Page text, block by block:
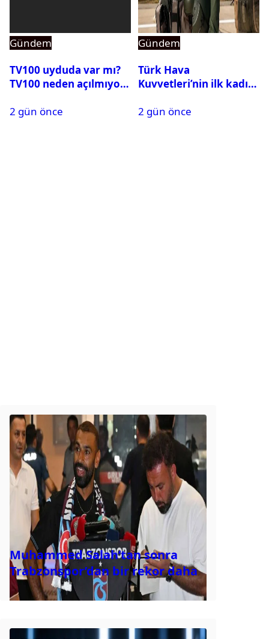
Gündem
TV100 uyduda var mı?
TV100 neden açılmıyor?
2 gün önce
Gündem
Türk Hava
Kuvvetleri’nin ilk kadın
Karapınar hakkında
2 gün önce
Muhammed Salah’tan sonra
Trabzonspor’dan bir rekor daha